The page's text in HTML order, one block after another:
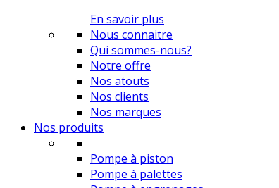
En savoir plus
Nous connaitre
Qui sommes-nous?
Notre offre
Nos atouts
Nos clients
Nos marques
Nos produits
Pompe à piston
Pompe à palettes